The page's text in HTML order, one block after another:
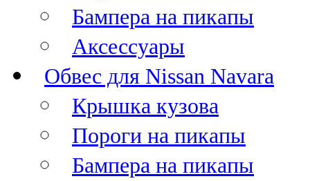
Бампера на пикапы
Аксессуары
Обвес для Nissan Navara
Крышка кузова
Пороги на пикапы
Бампера на пикапы